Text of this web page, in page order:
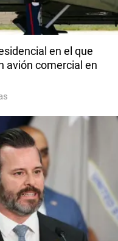
en el que
avión comercial en